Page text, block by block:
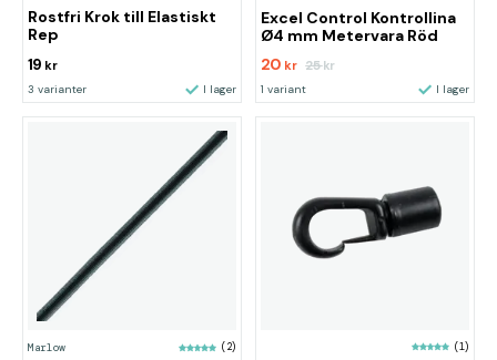
Rostfri Krok till Elastiskt
Rep
19 kr
3 varianter I lager
Excel Control Kontrollina
Ø4 mm Metervara Röd
20 kr 25kr
1 variant I lager
Marlow (2) (1)